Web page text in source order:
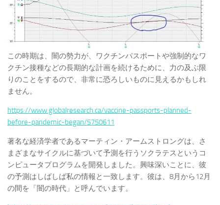
この時期は、闇の勢力が、ワクチンパスポートや強制的なワ
クチン接種などの長期的な計画を続けるために、力の及ぶ限
りのことをするので、非常に恐ろしいものに見えるかもしれ
ません。
https://www.globalresearch.ca/vaccine-passports-planned-
before-pandemic-began/5750611
著名な経済学者であるマーティン・アームストロングは、さ
まざまなサイクルに基づいて予測を行うソクラテスというコ
ンピュータプログラムを開発しました。興味深いことに、彼
の予測はしばしば私の情報と一致します。彼は、8月から12月
の間を「闇の時代」と呼んでいます。